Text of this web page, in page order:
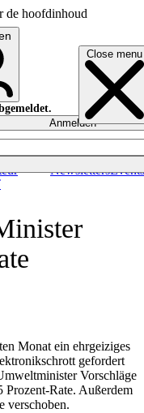
de hoofdinhoud
Close menu
NewslettersEvents
Anmelden
Monat ein ehrgeiziges
gefordert
Vorschläge
Prozent-Rate. Außerdem
verschoben.